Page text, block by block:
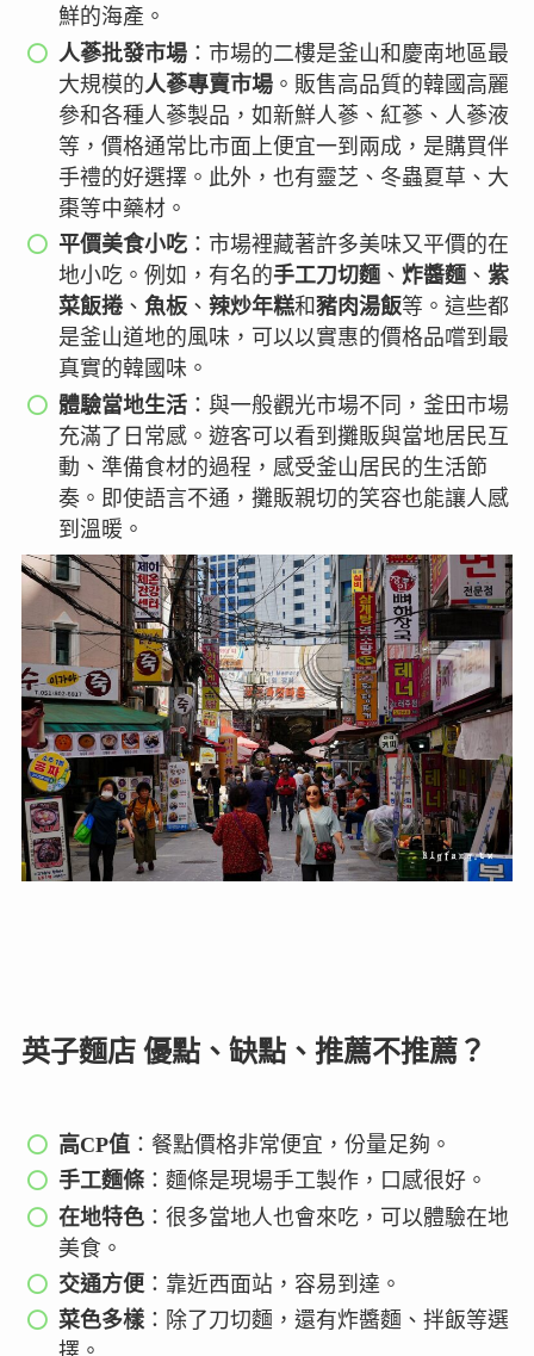
鮮的海產。
人蔘批發市場 ：市場的二樓是釜山和慶南地區最
大規模的人蔘專賣市場 。販售高品質的韓國高麗
參和各種人蔘製品，如新鮮人蔘、紅蔘、人蔘液
等，價格通常比市面上便宜一到兩成，是購買伴
手禮的好選擇。此外，也有靈芝、冬蟲夏草、大
棗等中藥材。
平價美食小吃 ：市場裡藏著許多美味又平價的在
地小吃。例如，有名的手工刀切麵 、炸醬麵 、紫
菜飯捲 、魚板 、辣炒年糕和豬肉湯飯等。這些都
是釜山道地的風味，可以以實惠的價格品嚐到最
真實的韓國味。
體驗當地生活 ：與一般觀光市場不同，釜田市場
充滿了日常感。遊客可以看到攤販與當地居民互
動、準備食材的過程，感受釜山居民的生活節
奏。即使語言不通，攤販親切的笑容也能讓人感
到溫暖。
英子麵店 優點、缺點、推薦不推薦？
高CP值 ：餐點價格非常便宜，份量足夠。
手工麵條 ：麵條是現場手工製作，口感很好。
在地特色 ：很多當地人也會來吃，可以體驗在地
美食。
交通方便：靠近西面站，容易到達。
菜色多樣 ：除了刀切麵，還有炸醬麵、拌飯等選